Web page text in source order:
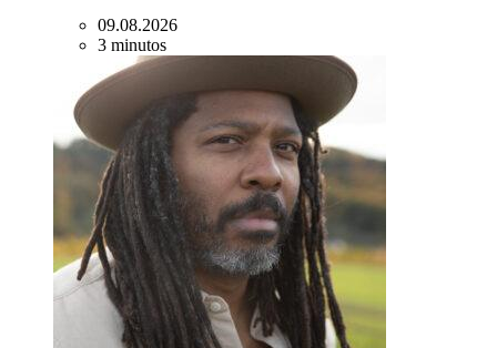
09.08.2026
3 minutos